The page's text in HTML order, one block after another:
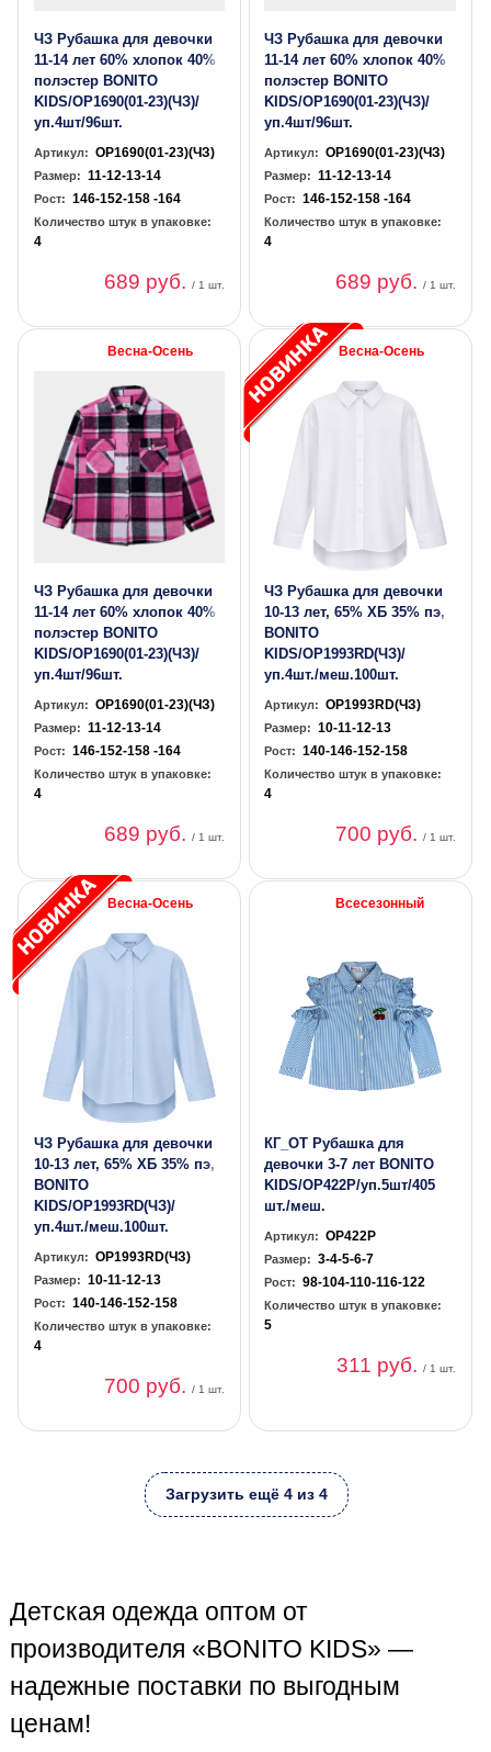
ЧЗ Рубашка для девочки
11-14 лет 60% хлопок 40%
полэстер BONITO
KIDS/OP1690(01-23)(ЧЗ)/
уп.4шт/96шт.
Артикул: OP1690(01-23)(ЧЗ)
Размер: 11-12-13-14
Рост: 146-152-158 -164
Количество штук в упаковке:
4
689 руб./ 1 шт.
ЧЗ Рубашка для девочки
11-14 лет 60% хлопок 40%
полэстер BONITO
KIDS/OP1690(01-23)(ЧЗ)/
уп.4шт/96шт.
Артикул: OP1690(01-23)(ЧЗ)
Размер: 11-12-13-14
Рост: 146-152-158 -164
Количество штук в упаковке:
4
689 руб./ 1 шт.
Весна-Осень
ЧЗ Рубашка для девочки
11-14 лет 60% хлопок 40%
полэстер BONITO
KIDS/OP1690(01-23)(ЧЗ)/
уп.4шт/96шт.
Артикул: OP1690(01-23)(ЧЗ)
Размер: 11-12-13-14
Рост: 146-152-158 -164
Количество штук в упаковке:
4
689 руб./ 1 шт.
Весна-Осень
ЧЗ Рубашка для девочки
10-13 лет, 65% ХБ 35% пэ,
BONITO
KIDS/OP1993RD(ЧЗ)/
уп.4шт./меш.100шт.
Артикул: OP1993RD(ЧЗ)
Размер: 10-11-12-13
Рост: 140-146-152-158
Количество штук в упаковке:
4
700 руб./ 1 шт.
Весна-Осень
ЧЗ Рубашка для девочки
10-13 лет, 65% ХБ 35% пэ,
BONITO
KIDS/OP1993RD(ЧЗ)/
уп.4шт./меш.100шт.
Артикул: OP1993RD(ЧЗ)
Размер: 10-11-12-13
Рост: 140-146-152-158
Количество штук в упаковке:
4
700 руб./ 1 шт.
Всесезонный
КГ_ОТ Рубашка для
девочки 3-7 лет BONITO
KIDS/OP422P/уп.5шт/405
шт./меш.
Артикул: OP422P
Размер: 3-4-5-6-7
Рост: 98-104-110-116-122
Количество штук в упаковке:
5
311 руб./ 1 шт.
Загрузить ещё 4 из 4
Детская одежда оптом от
производителя «BONITO KIDS» —
надежные поставки по выгодным
ценам!